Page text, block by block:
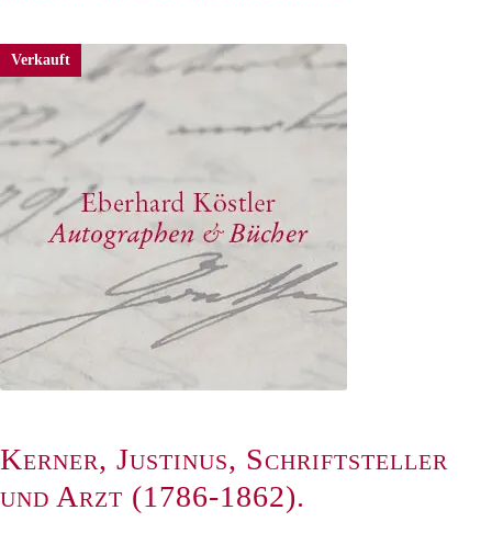
Verkauft
Kerner, Justinus, Schriftsteller
und Arzt (1786-1862).